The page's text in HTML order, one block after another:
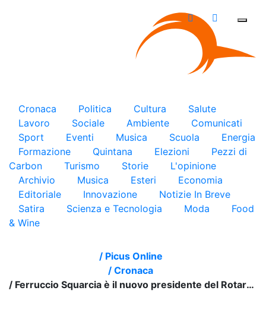
Cronaca Politica Cultura
Salute
Lavoro
Sociale Ambiente
Comunicati
Sport
Eventi Musica Scuola
Energia
Formazione
Quintana Elezioni
Pezzi di
Carbon
Turismo Storie
L'opinione
Archivio
Musica Esteri
Economia
Editoriale
Innovazione
Notizie In Breve
Satira
Scienza e Tecnologia Moda
Food
& Wine
/ Picus Online
/ Cronaca
/ Ferruccio Squarcia è il nuovo presidente del Rotary Club di San Benedetto